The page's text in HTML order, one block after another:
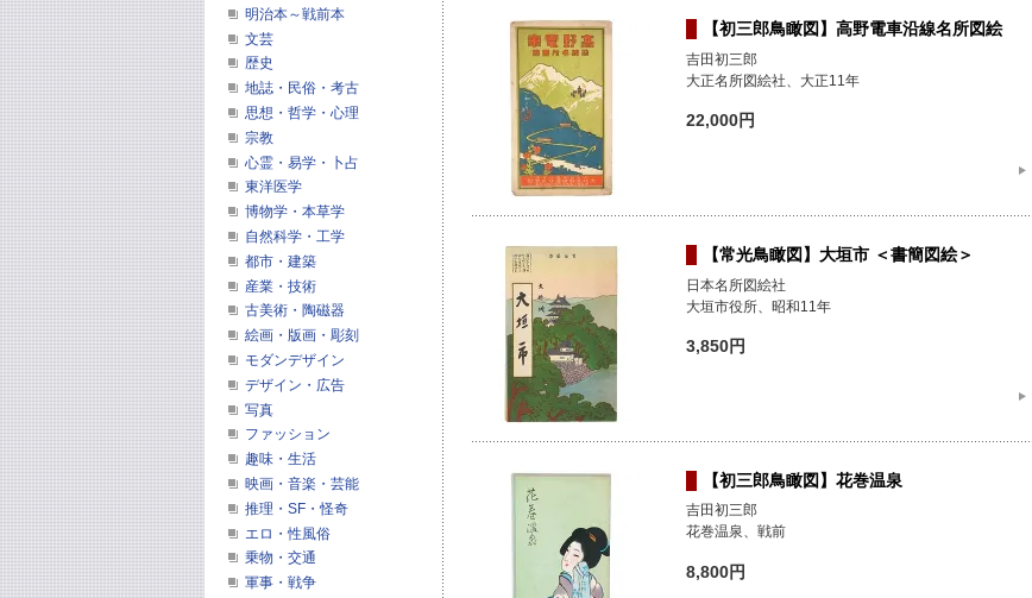
【初三郎鳥瞰図】高野電車沿線名所図絵
吉田初三郎
大正名所図絵社、大正11年
22,000円
【常光鳥瞰図】大垣市 ＜書簡図絵＞
日本名所図絵社
大垣市役所、昭和11年
3,850円
【初三郎鳥瞰図】花巻温泉
吉田初三郎
花巻温泉、戦前
8,800円
明治本～戦前本
文芸
歴史
地誌・民俗・考古
思想・哲学・心理
宗教
心霊・易学・卜占
東洋医学
博物学・本草学
自然科学・工学
都市・建築
産業・技術
古美術・陶磁器
絵画・版画・彫刻
モダンデザイン
デザイン・広告
写真
ファッション
趣味・生活
映画・音楽・芸能
推理・SF・怪奇
エロ・性風俗
乗物・交通
軍事・戦争